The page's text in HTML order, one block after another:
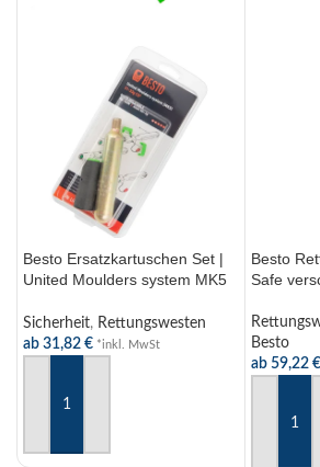
Besto Ersatzkartuschen Set |
United Moulders system MK5
Sicherheit, Rettungswesten
ab 31,82 € *inkl. MwSt
Besto
Safe
Besto
ab 59,22 €